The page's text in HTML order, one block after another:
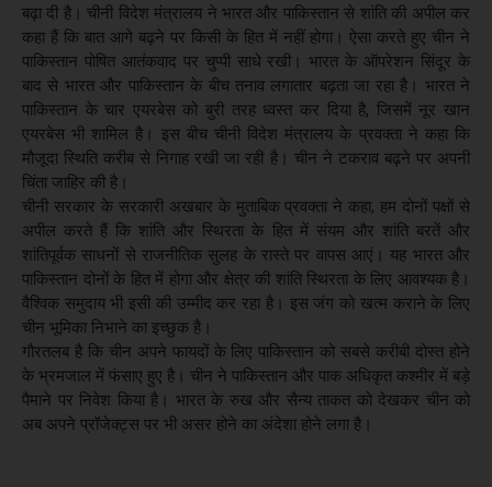
बढ़ा दी है। चीनी विदेश मंत्रालय ने भारत और पाकिस्तान से शांति की अपील कर
कहा हैं कि बात आगे बढ़ने पर किसी के हित में नहीं होगा। ऐसा करते हुए चीन ने
पाकिस्तान पोषित आतंकवाद पर चुप्पी साधे रखी। भारत के ऑपरेशन सिंदूर के
बाद से भारत और पाकिस्तान के बीच तनाव लगातार बढ़ता जा रहा है। भारत ने
पाकिस्तान के चार एयरबेस को बुरी तरह ध्वस्त कर दिया है, जिसमें नूर खान
एयरबेस भी शामिल है। इस बीच चीनी विदेश मंत्रालय के प्रवक्ता ने कहा कि
मौजूदा स्थिति करीब से निगाह रखी जा रही है। चीन ने टकराव बढ़ने पर अपनी
चिंता जाहिर की है।
चीनी सरकार के सरकारी अखबार के मुताबिक प्रवक्ता ने कहा, हम दोनों पक्षों से
अपील करते हैं कि शांति और स्थिरता के हित में संयम और शांति बरतें और
शांतिपूर्वक साधनों से राजनीतिक सुलह के रास्ते पर वापस आएं। यह भारत और
पाकिस्तान दोनों के हित में होगा और क्षेत्र की शांति स्थिरता के लिए आवश्यक है।
वैश्विक समुदाय भी इसी की उम्मीद कर रहा है। इस जंग को खत्म कराने के लिए
चीन भूमिका निभाने का इच्छुक है।
गौरतलब है कि चीन अपने फायदों के लिए पाकिस्तान को सबसे करीबी दोस्त होने
के भ्रमजाल में फंसाए हुए है। चीन ने पाकिस्तान और पाक अधिकृत कश्मीर में बड़े
पैमाने पर निवेश किया है। भारत के रुख और सैन्य ताकत को देखकर चीन को
अब अपने प्रॉजेक्ट्स पर भी असर होने का अंदेशा होने लगा है।